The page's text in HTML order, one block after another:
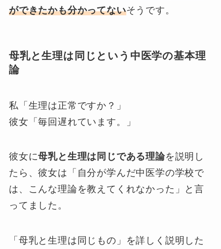
ができたかも分かってないそうです。
母乳と生理は同じという中医学の基本理
論
私「生理は正常ですか？」
彼女「毎回遅れています。」
彼女に母乳と生理は同じである理論を説明し
たら、彼女は「自分が学んだ中医学の学校で
は、こんな理論を教えてくれなかった」と言
ってました。
「母乳と生理は同じもの」を詳しく説明した